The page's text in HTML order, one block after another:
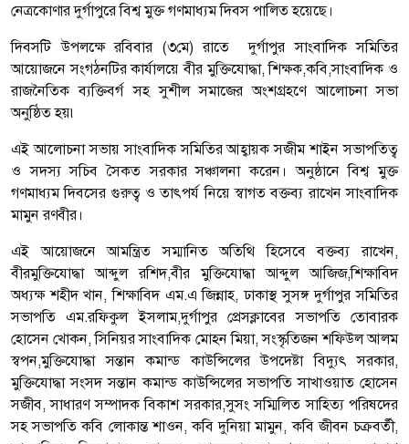
নেত্রকোণার দুর্গাপুরে বিশ্ব মুক্ত গণমাধ্যম দিবস পালিত হয়েছে।
দিবসটি উপলক্ষে রবিবার (৩মে) রাতে দুর্গাপুর সাংবাদিক সমিতির
আয়োজনে সংগঠনটির কার্যালয়ে বীর মুক্তিযোদ্ধা, শিক্ষক,কবি,সাংবাদিক ও
রাজনৈতিক ব্যক্তিবর্গ সহ সুশীল সমাজের অংশগ্রহণে আলোচনা সভা
অনুষ্ঠিত হয়৷
এই আলোচনা সভায় সাংবাদিক সমিতির আহ্বায়ক সজীম শাইন সভাপতিত্ব
ও সদস্য সচিব সৈকত সরকার সঞ্চালনা করেন। অনুষ্ঠানে বিশ্ব মুক্ত
গণমাধ্যম দিবসের গুরুত্ব ও তাৎপর্য নিয়ে স্বাগত বক্তব্য রাখেন সাংবাদিক
মামুন রণবীর।
এই আয়োজনে আমন্ত্রিত সম্মানিত অতিথি হিসেবে বক্তব্য রাখেন,
বীরমুক্তিযোদ্ধা আব্দুল রশিদ,বীর মুক্তিযোদ্ধা আব্দুল আজিজ,শিক্ষাবিদ
অধ্যক্ষ শহীদ খান, শিক্ষাবিদ এম.এ জিন্নাহ, ঢাকাস্থ সুসঙ্গ দুর্গাপুর সমিতির
সভাপতি এম.রফিকুল ইসলাম,দুর্গাপুর প্রেসক্লাবের সভাপতি তোবারক
হোসেন খোকন, সিনিয়র সাংবাদিক মোহন মিয়া, সংস্কৃতিজন শফিউল আলম
স্বপন,মুক্তিযোদ্ধা সন্তান কমান্ড কাউন্সিলের উপদেষ্টা বিদ্যুৎ সরকার,
মুক্তিযোদ্ধা সংসদ সন্তান কমান্ড কাউন্সিলের সভাপতি সাখাওয়াত হোসেন
সজীব, সাধারণ সম্পাদক বিকাশ সরকার,সুসং সম্মিলিত সাহিত্য পরিষদের
সহ সভাপতি কবি লোকান্ত শাওন, কবি দুনিয়া মামুন, কবি জীবন চক্রবর্তী,